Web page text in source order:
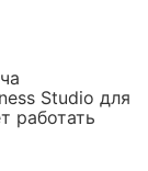
Studio для
работать